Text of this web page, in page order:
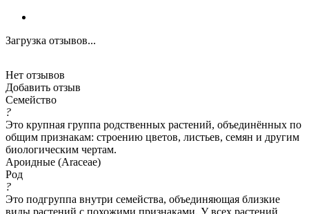
Загрузка отзывов...
Нет отзывов
Добавить отзыв
Семейство
?
Это крупная группа родственных растений, объединённых по
общим признакам: строению цветов, листьев, семян и другим
биологическим чертам.
Ароидные (Araceae)
Род
?
Это подгруппа внутри семейства, объединяющая близкие
виды растений с похожими признаками. У всех растений